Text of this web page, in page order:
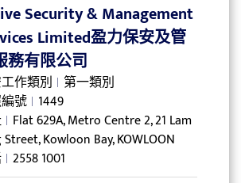
Security & Management
Limited盈力保安及管
務有限公司
作類別 第一類別
號 1449
Flat 629A, Metro Centre 2, 21 Lam
Kowloon Bay, KOWLOON
2558 1001